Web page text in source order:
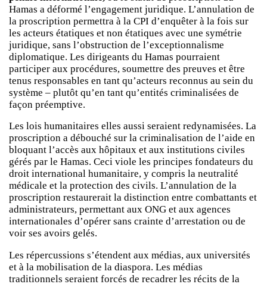
Hamas a déformé l’engagement juridique. L’annulation de
la proscription permettra à la CPI d’enquêter à la fois sur
les acteurs étatiques et non étatiques avec une symétrie
juridique, sans l’obstruction de l’exceptionnalisme
diplomatique. Les dirigeants du Hamas pourraient
participer aux procédures, soumettre des preuves et être
tenus responsables en tant qu’acteurs reconnus au sein du
système – plutôt qu’en tant qu’entités criminalisées de
façon préemptive.
Les lois humanitaires elles aussi seraient redynamisées. La
proscription a débouché sur la criminalisation de l’aide en
bloquant l’accès aux hôpitaux et aux institutions civiles
gérés par le Hamas. Ceci viole les principes fondateurs du
droit international humanitaire, y compris la neutralité
médicale et la protection des civils. L’annulation de la
proscription restaurerait la distinction entre combattants et
administrateurs, permettant aux ONG et aux agences
internationales d’opérer sans crainte d’arrestation ou de
voir ses avoirs gelés.
Les répercussions s’étendent aux médias, aux universités
et à la mobilisation de la diaspora. Les médias
traditionnels seraient forcés de recadrer les récits de la